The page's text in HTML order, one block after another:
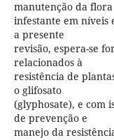
manutenção da flora
infestante em níveis
a presente
revisão, espera-se
relacionados à
resistência de
o glifosato
(glyphosate), e com
de prevenção e
manejo da